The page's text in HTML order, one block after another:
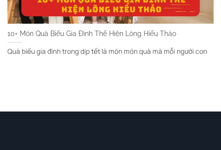
10+ Món Quà Biếu Gia Đình Thể Hiện Lòng Hiếu Thảo
Quà biếu gia đình trong dịp tết là món món quà mà mỗi người con